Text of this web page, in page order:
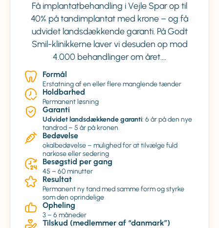
Få implantatbehandling i Vejle Spar op til
40% på tandimplantat med krone – og få
udvidet landsdækkende garanti. På Godt
Smil-klinikkerne laver vi desuden op mod
4.000 behandlinger om året.…
Formål
Erstatning af en eller flere manglende tænder
Holdbarhed
Permanent løsning
Garanti
Udvidet landsdækkende garanti: 6 år på den nye
tandrod – 5 år på kronen
Bedøvelse
okalbedøvelse – mulighed for at tilvælge fuld
narkose eller sedering
Besøgstid per gang
45 – 60 minutter
Resultat
Permanent ny tand med samme form og styrke
som den oprindelige
Opheling
3 – 6 måneder
Tilskud (medlemmer af “danmark”)